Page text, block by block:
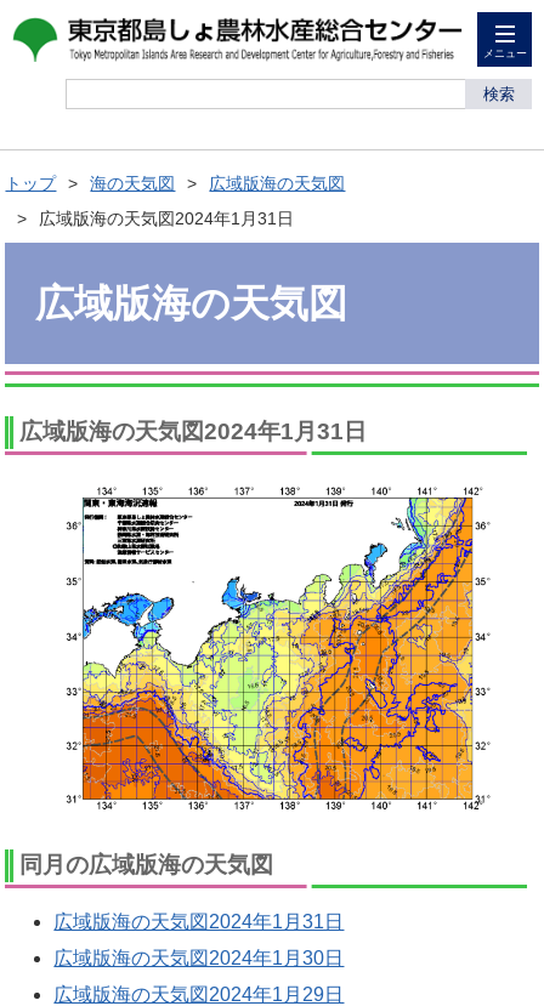
メニュー
検索
トップ 海の天気図
広域版海の天気図
広域版海の天気図2024年1月31日
広域版海の天気図
広域版海の天気図2024年1月31日
同月の広域版海の天気図
広域版海の天気図2024年1月31日
広域版海の天気図2024年1月30日
広域版海の天気図2024年1月29日